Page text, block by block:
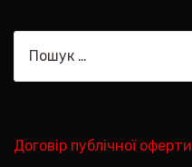
Договір публічної оферти